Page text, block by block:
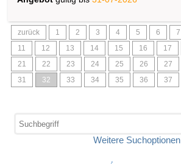
zurück 1 2 3 4 5 6 7
11 12 13 14 15 16 17
21 22 23 24 25 26 27
31 32 33 34 35 36 37
Weitere Suchoptionen